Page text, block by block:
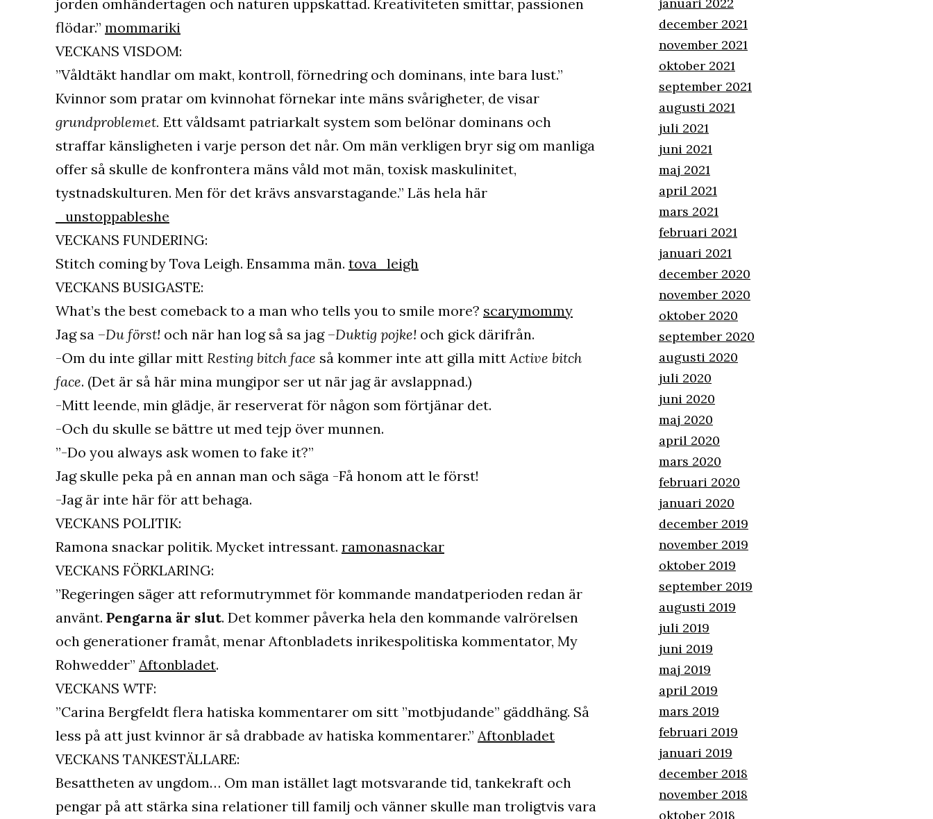
jorden omhändertagen och naturen uppskattad. Kreativiteten smittar, passionen
flödar.” mommariki
VECKANS VISDOM:
”Våldtäkt handlar om makt, kontroll, förnedring och dominans, inte bara lust.”
Kvinnor som pratar om kvinnohat förnekar inte mäns svårigheter, de visar
grundproblemet. Ett våldsamt patriarkalt system som belönar dominans och
straffar känsligheten i varje person det når. Om män verkligen bryr sig om manliga
offer så skulle de konfrontera mäns våld mot män, toxisk maskulinitet,
tystnadskulturen. Men för det krävs ansvarstagande.” Läs hela här
_unstoppableshe
VECKANS FUNDERING:
Stitch coming by Tova Leigh. Ensamma män. tova_leigh
VECKANS BUSIGASTE:
What’s the best comeback to a man who tells you to smile more? scarymommy
Jag sa –Du först! och när han log så sa jag –Duktig pojke! och gick därifrån.
-Om du inte gillar mitt Resting bitch face så kommer inte att gilla mittActive bitch
face. (Det är så här mina mungipor ser ut när jag är avslappnad.)
-Mitt leende, min glädje, är reserverat för någon som förtjänar det.
-Och du skulle se bättre ut med tejp över munnen.
”-Do you always ask women to fake it?”
Jag skulle peka på en annan man och säga -Få honom att le först!
-Jag är inte här för att behaga.
VECKANS POLITIK:
Ramona snackar politik. Mycket intressant. ramonasnackar
VECKANS FÖRKLARING:
”Regeringen säger att reformutrymmet för kommande mandatperioden redan är
använt. Pengarna är slut. Det kommer påverka hela den kommande valrörelsen
och generationer framåt, menar Aftonbladets inrikespolitiska kommentator, My
Rohwedder” Aftonbladet.
VECKANS WTF:
”Carina Bergfeldt flera hatiska kommentarer om sitt ”motbjudande” gäddhäng. Så
less på att just kvinnor är så drabbade av hatiska kommentarer.” Aftonbladet
VECKANS TANKESTÄLLARE:
Besattheten av ungdom… Om man istället lagt motsvarande tid, tankekraft och
pengar på att stärka sina relationer till familj och vänner skulle man troligtvis vara
januari 2022
december 2021
november 2021
oktober 2021
september 2021
augusti 2021
juli 2021
juni 2021
maj 2021
april 2021
mars 2021
februari 2021
januari 2021
december 2020
november 2020
oktober 2020
september 2020
augusti 2020
juli 2020
juni 2020
maj 2020
april 2020
mars 2020
februari 2020
januari 2020
december 2019
november 2019
oktober 2019
september 2019
augusti 2019
juli 2019
juni 2019
maj 2019
april 2019
mars 2019
februari 2019
januari 2019
december 2018
november 2018
oktober 2018